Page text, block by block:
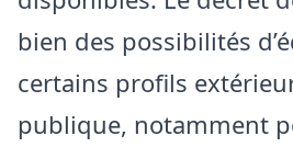
bien des possibilités
certains profils
publique, notamment